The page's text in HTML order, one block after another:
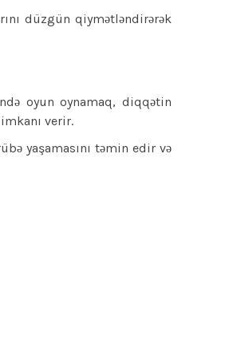
düzgün qiymətləndirərək
oyun oynamaq, diqqətin
verir.
yaşamasını təmin edir və